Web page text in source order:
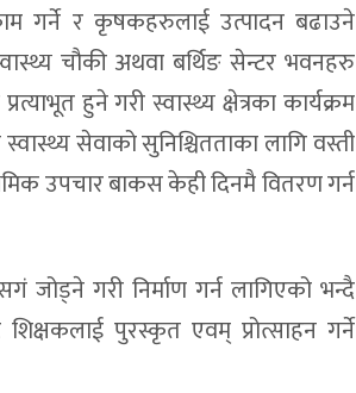
गर्ने र कृषकहरुलाई उत्पादन बढाउने
चौकी अथवा बर्थिङ सेन्टर भवनहरु
हुने गरी स्वास्थ्य क्षेत्रका कार्यक्रम
सेवाको सुनिश्चितताका लागि वस्ती
उपचार बाकस केही दिनमै वितरण गर्न
जोड्ने गरी निर्माण गर्न लागिएको भन्दै
पुरस्कृत एवम् प्रोत्साहन गर्ने